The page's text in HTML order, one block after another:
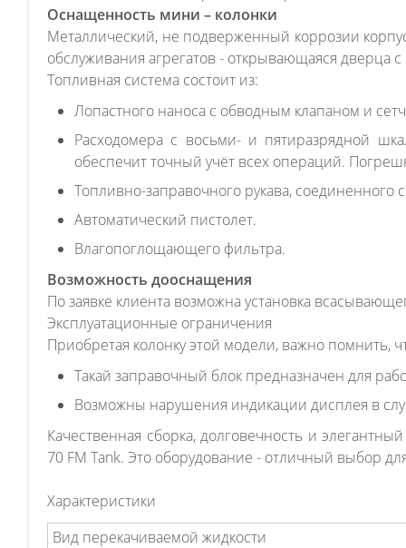
Оснащенность мини – колонки
Металлический, не подверженный коррозии
обслуживания агрегатов - открывающаяся дверца
Топливная система состоит из:
Лопастного наноса с обводным клапаном и
Расходомера с восьми- и пятиразрядной
обеспечит точный учёт всех операций.
Топливно-заправочного рукава,
Автоматический пистолет.
Влагопоглощающего фильтра.
Возможность дооснащения
По заявке клиента возможна установка
Эксплуатационные ограничения
Приобретая колонку этой модели, важно помнить,
Такай заправочный блок предназначен для
Возможны нарушения индикации дисплея в
Качественная сборка, долговечность и
70 FM Tank. Это оборудование - отличный выбор
Характеристики
Вид перекачиваемой жидкости